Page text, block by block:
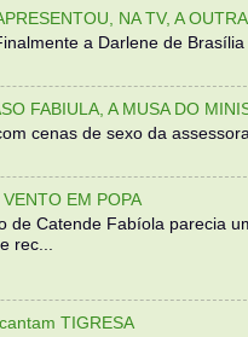
NA TV, A
a Darlene de
FABIULA, A MUSA DO
cenas de sexo da
EM POPA
de Catende Fabíola parecia
rec...
TIGRESA